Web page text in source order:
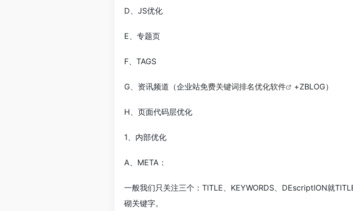
D、JS优化
E、专题页
F、TAGS
G、资讯频道（企业站免费关键词排名优化软件 +ZBLOG）
H、页面代码层优化
1、内部优化
A、META：
一般我们只关注三个：TITLE、KEYWORDS、DEscriptION就
砌关键字。